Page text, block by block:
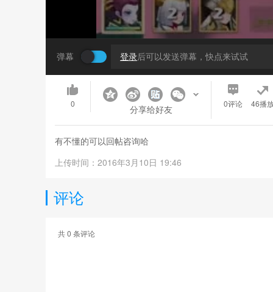
弹幕 登录后可以发送弹幕，快点来试试
0 分享给好友 0评论 46播
有不懂的可以回帖咨询哈
上传时间：2016年3月10日 19:46
评论
共0 条评论